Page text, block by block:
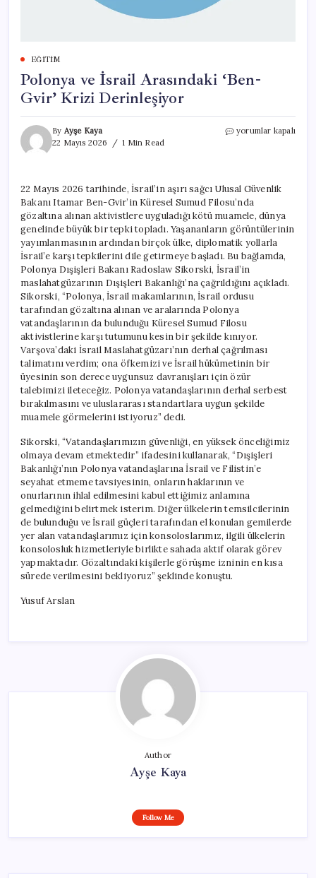
EĞITIM
Polonya ve İsrail Arasındaki ‘Ben-
Gvir’ Krizi Derinleşiyor
By Ayşe Kaya
22 Mayıs 2026
1 Min Read
Polonya
Gvir’
Krizi
Derinleşiyor
için
yorumlar kapalı
22 Mayıs 2026 tarihinde, İsrail’in aşırı sağcı Ulusal Güvenlik
Bakanı Itamar Ben-Gvir’in Küresel Sumud Filosu’nda
gözaltına alınan aktivistlere uyguladığı kötü muamele, dünya
genelinde büyük bir tepki topladı. Yaşananların görüntülerinin
yayımlanmasının ardından birçok ülke, diplomatik yollarla
İsrail’e karşı tepkilerini dile getirmeye başladı. Bu bağlamda,
Polonya Dışişleri Bakanı Radoslaw Sikorski, İsrail’in
maslahatgüzarının Dışişleri Bakanlığı’na çağrıldığını açıkladı.
Sikorski, “Polonya, İsrail makamlarının, İsrail ordusu
tarafından gözaltına alınan ve aralarında Polonya
vatandaşlarının da bulunduğu Küresel Sumud Filosu
aktivistlerine karşı tutumunu kesin bir şekilde kınıyor.
Varşova’daki İsrail Maslahatgüzarı’nın derhal çağrılması
talimatını verdim; ona öfkemizi ve İsrail hükümetinin bir
üyesinin son derece uygunsuz davranışları için özür
talebimizi ileteceğiz. Polonya vatandaşlarının derhal serbest
bırakılmasını ve uluslararası standartlara uygun şekilde
muamele görmelerini istiyoruz” dedi.
Sikorski, “Vatandaşlarımızın güvenliği, en yüksek önceliğimiz
olmaya devam etmektedir” ifadesini kullanarak, “Dışişleri
Bakanlığı’nın Polonya vatandaşlarına İsrail ve Filistin’e
seyahat etmeme tavsiyesinin, onların haklarının ve
onurlarının ihlal edilmesini kabul ettiğimiz anlamına
gelmediğini belirtmek isterim. Diğer ülkelerin temsilcilerinin
de bulunduğu ve İsrail güçleri tarafından el konulan gemilerde
yer alan vatandaşlarımız için konsoloslarımız, ilgili ülkelerin
konsolosluk hizmetleriyle birlikte sahada aktif olarak görev
yapmaktadır. Gözaltındaki kişilerle görüşme izninin en kısa
sürede verilmesini bekliyoruz” şeklinde konuştu.
Yusuf Arslan
Author
Ayşe Kaya
Follow Me